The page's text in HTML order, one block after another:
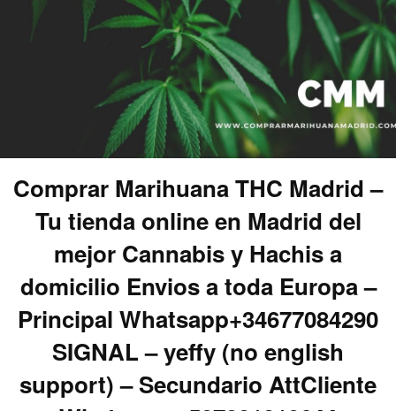
Comprar Marihuana THC Madrid –
Tu tienda online en Madrid del
mejor Cannabis y Hachis a
domicilio Envios a toda Europa –
Principal Whatsapp+34677084290
SIGNAL – yeffy (no english
support) – Secundario AttCliente